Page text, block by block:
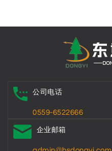
公司电话
0559-6522666
企业邮箱